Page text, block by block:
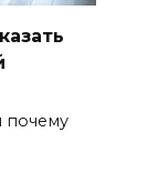
почему